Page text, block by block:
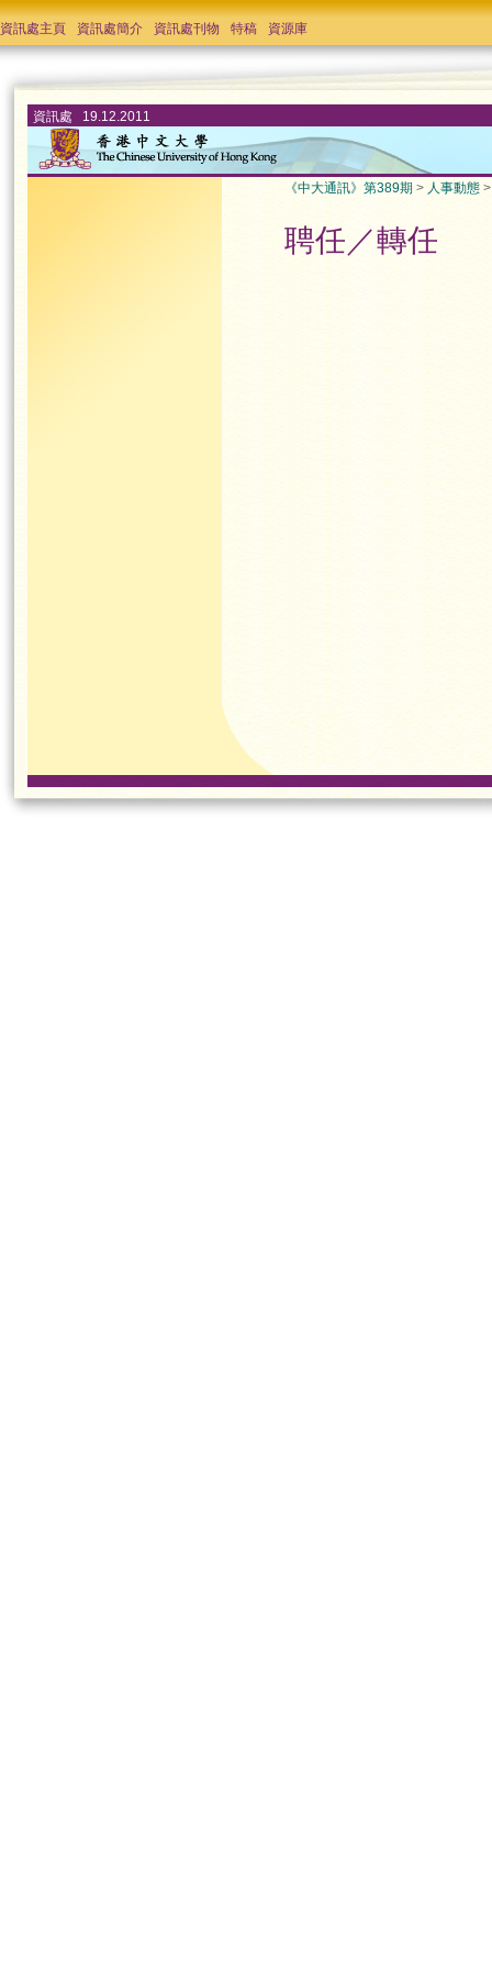
資訊處主頁 資訊處簡介 資訊處刊物 特稿 資源庫
資訊處 19.12.2011
《中大通訊》第389期 > 人事動態
聘任／轉任